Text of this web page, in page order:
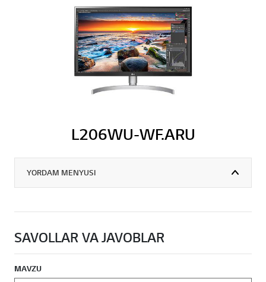
L206WU-WF.ARU
YORDAM MENYUSI
SAVOLLAR VA JAVOBLAR
MAVZU